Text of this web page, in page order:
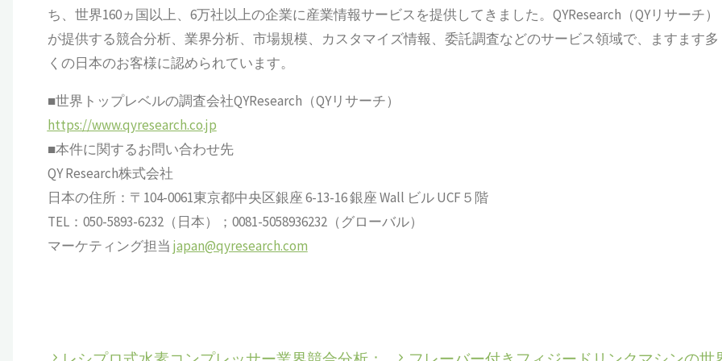
ち、世界160ヵ国以上、6万社以上の企業に産業情報サービスを提供してきました。QYResearch（QYリサーチ）
が提供する競合分析、業界分析、市場規模、カスタマイズ情報、委託調査などのサービス領域で、ますます多
くの日本のお客様に認められています。
■世界トップレベルの調査会社QYResearch（QYリサーチ）
https://www.qyresearch.co.jp
■本件に関するお問い合わせ先
QY Research株式会社
日本の住所：〒104-0061東京都中央区銀座 6-13-16 銀座 Wall ビル UCF５階
TEL：050-5893-6232（日本）；0081-5058936232（グローバル）
マーケティング担当 japan@qyresearch.com